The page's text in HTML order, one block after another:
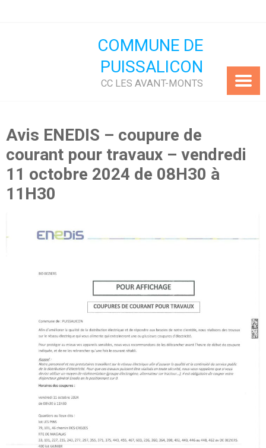
COMMUNE DE
PUISSALICON
CC LES AVANT-MONTS
Avis ENEDIS – coupure de
courant pour travaux – vendredi
11 octobre 2024 de 08H30 à
11H30